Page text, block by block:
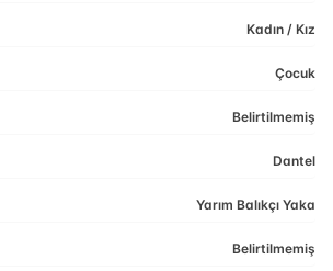
Kadın / Kız
Çocuk
Belirtilmemiş
Dantel
Yarım Balıkçı Yaka
Belirtilmemiş